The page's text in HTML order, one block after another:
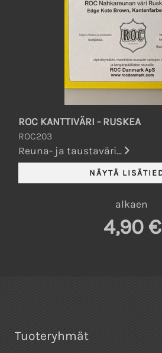
ROC KANTTIVÄRI - RUSKEA
ROC203
Reuna- ja taustaväri...
alkaen
4,90 €
Tuoteryhmät